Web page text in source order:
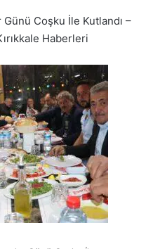
Günü Coşku İle Kutlandı –
Haberleri